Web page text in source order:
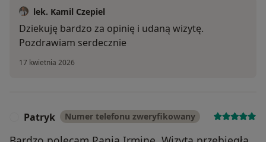
lek. Kamil Czepiel
Dziekuję bardzo za opinię i udaną wizytę.
Pozdrawiam serdecznie
17 kwietnia 2026
Patryk Numer telefonu zweryfikowany